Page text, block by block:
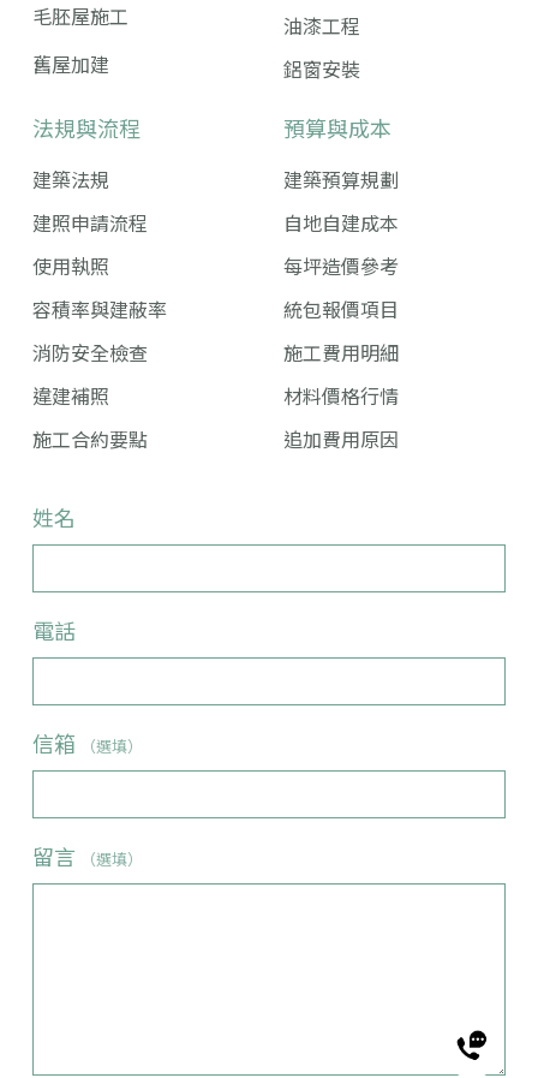
毛胚屋施工
舊屋加建
油漆工程
鋁窗安裝
法規與流程
建築法規
建照申請流程
使用執照
容積率與建蔽率
消防安全檢查
違建補照
施工合約要點
預算與成本
建築預算規劃
自地自建成本
每坪造價參考
統包報價項目
施工費用明細
材料價格行情
追加費用原因
姓名
電話
信箱 （選填）
留言 （選填）